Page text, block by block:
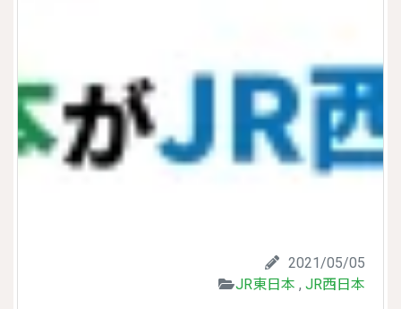
2021/05/05
JR東日本 , JR西日本